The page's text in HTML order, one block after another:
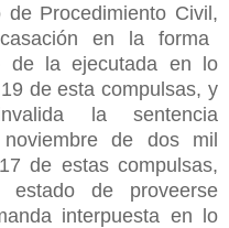
Procedimiento Civil,
en la forma
de la ejecutada en lo
de esta compulsas, y
la sentencia
de dos mil
de estas compulsas,
estado de proveerse
interpuesta en lo